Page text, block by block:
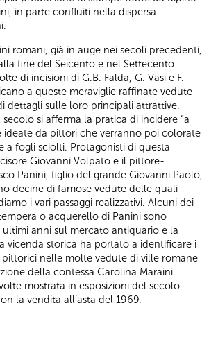
in parte confluiti nella dispersa
romani, già in auge nei secoli precedenti,
fine del Seicento e nel Settecento
di incisioni di G.B. Falda, G. Vasi e F.
a queste meraviglie raffinate vedute
dettagli sulle loro principali attrattive.
si afferma la pratica di incidere “a
ideate da pittori che verranno poi colorate
a fogli sciolti. Protagonisti di questa
Giovanni Volpato e il pittore-
Panini, figlio del grande Giovanni Paolo,
decine di famose vedute delle quali
i vari passaggi realizzativi. Alcuni dei
o acquerello di Panini sono
ultimi anni sul mercato antiquario e la
vicenda storica ha portato a identificare i
pittorici nelle molte vedute di ville romane
della contessa Carolina Maraini
mostrata in esposizioni del secolo
la vendita all’asta del 1969.